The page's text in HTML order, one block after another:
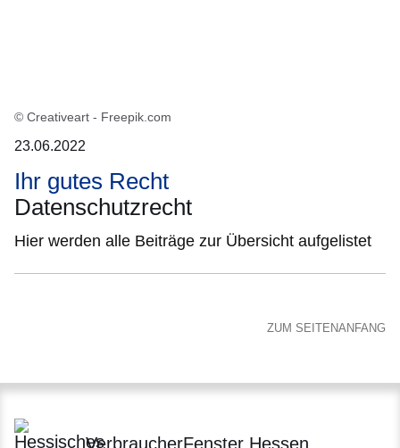
© Creativeart - Freepik.com
23.06.2022
Ihr gutes Recht
Datenschutzrecht
Hier werden alle Beiträge zur Übersicht aufgelistet
ZUM SEITENANFANG
VerbraucherFenster Hessen